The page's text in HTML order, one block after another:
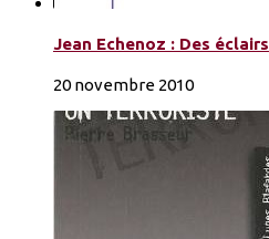
Jean Echenoz : Des éclairs
20 novembre 2010